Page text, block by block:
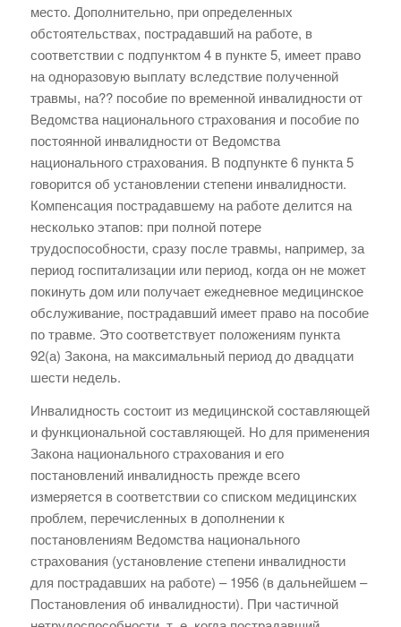
место. Дополнительно, при определенных
обстоятельствах, пострадавший на работе, в
соответствии с подпунктом 4 в пункте 5, имеет право
на одноразовую выплату вследствие полученной
травмы, на?? пособие по временной инвалидности от
Ведомства национального страхования и пособие по
постоянной инвалидности от Ведомства
национального страхования. В подпункте 6 пункта 5
говорится об установлении степени инвалидности.
Компенсация пострадавшему на работе делится на
несколько этапов: при полной потере
трудоспособности, сразу после травмы, например, за
период госпитализации или период, когда он не может
покинуть дом или получает ежедневное медицинское
обслуживание, пострадавший имеет право на пособие
по травме. Это соответствует положениям пункта
92(а) Закона, на максимальный период до двадцати
шести недель.
Инвалидность состоит из медицинской составляющей
и функциональной составляющей. Но для применения
Закона национального страхования и его
постановлений инвалидность прежде всего
измеряется в соответствии со списком медицинских
проблем, перечисленных в дополнении к
постановлениям Ведомства национального
страхования (установление степени инвалидности
для пострадавших на работе) – 1956 (в дальнейшем –
Постановления об инвалидности). При частичной